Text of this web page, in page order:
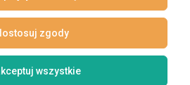
zgody
wszystkie